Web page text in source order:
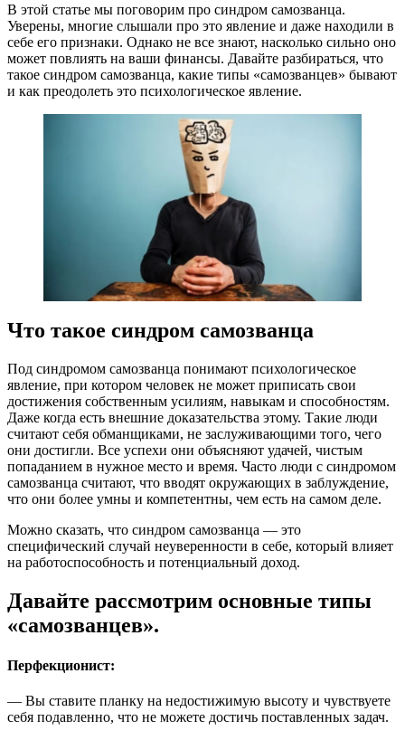
В этой статье мы поговорим про синдром самозванца.
Уверены, многие слышали про это явление и даже находили в
себе его признаки. Однако не все знают, насколько сильно оно
может повлиять на ваши финансы. Давайте разбираться, что
такое синдром самозванца, какие типы «самозванцев» бывают
и как преодолеть это психологическое явление.
Что такое синдром самозванца
Под синдромом самозванца понимают психологическое
явление, при котором человек не может приписать свои
достижения собственным усилиям, навыкам и способностям.
Даже когда есть внешние доказательства этому. Такие люди
считают себя обманщиками, не заслуживающими того, чего
они достигли. Все успехи они объясняют удачей, чистым
попаданием в нужное место и время. Часто люди с синдромом
самозванца считают, что вводят окружающих в заблуждение,
что они более умны и компетентны, чем есть на самом деле.
Можно сказать, что синдром самозванца — это
специфический случай неуверенности в себе, который влияет
на работоспособность и потенциальный доход.
Давайте рассмотрим основные типы
«самозванцев».
Перфекционист:
— Вы ставите планку на недостижимую высоту и чувствуете
себя подавленно, что не можете достичь поставленных задач.